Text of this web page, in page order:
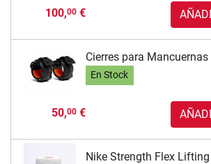
100,00€
Cierres para
En Stock
50,00€
Nike Strength Flex